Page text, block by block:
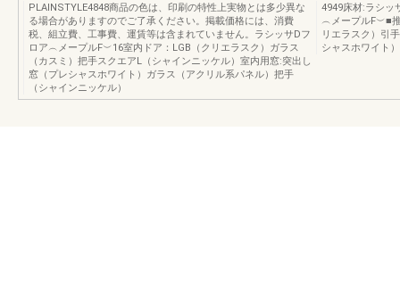
PLAINSTYLE4848商品の色は、印刷の特性上実物とは多少異な
る場合がありますのでご了承ください。掲載価格には、消費
税、組立費、工事費、運賃等は含まれていません。ラシッサDフ
ロア︵メープルF︶16室内ドア：LGB（クリエラスク）ガラス
（カスミ）把手スクエアL（シャインニッケル）室内用窓:突出し
窓（プレシャスホワイト）ガラス（アクリル系パネル）把手
（シャインニッケル）
4949床材:ラシッ
︵メープルF︶■
リエラスク）引
シャスホワイト